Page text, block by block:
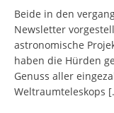
Beide in den
Newsletter
astronomische
haben die Hürden
Genuss aller
Weltraumteleskops